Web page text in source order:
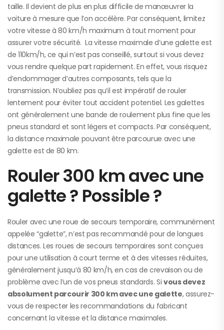
taille. Il devient de plus en plus difficile de manœuvrer la
voiture à mesure que l’on accélère. Par conséquent, limitez
votre vitesse à 80 km/h maximum à tout moment pour
assurer votre sécurité. La vitesse maximale d’une galette est
de 110km/h, ce qui n’est pas conseillé, surtout si vous devez
vous rendre quelque part rapidement. En effet, vous risquez
d’endommager d’autres composants, tels que la
transmission. N’oubliez pas qu’il est impératif de rouler
lentement pour éviter tout accident potentiel. Les galettes
ont généralement une bande de roulement plus fine que les
pneus standard et sont légers et compacts. Par conséquent,
la distance maximale pouvant être parcourue avec une
galette est de 80 km.
Rouler 300 km avec une
galette ? Possible ?
Rouler avec une roue de secours temporaire, communément
appelée “galette”, n’est pas recommandé pour de longues
distances. Les roues de secours temporaires sont conçues
pour une utilisation à court terme et à des vitesses réduites,
généralement jusqu’à 80 km/h, en cas de crevaison ou de
problème avec l’un de vos pneus standards. Si vous devez
absolument parcourir 300 km avec une galette, assurez-
vous de respecter les recommandations du fabricant
concernant la vitesse et la distance maximales.